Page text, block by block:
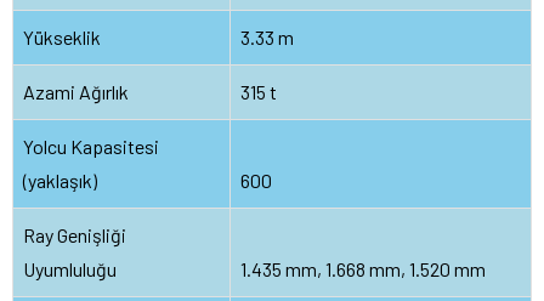
Yükseklik 3.33 m
Azami Ağırlık 315 t
Yolcu Kapasitesi
(yaklaşık)
600
Ray Genişliği
Uyumluluğu
1.435 mm, 1.668 mm, 1.520 mm